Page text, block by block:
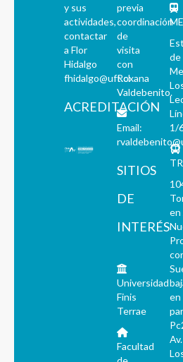
y sus
actividades,
contactar
a Flor
Hidalgo
fhidalgo@uft.cl
ACREDITACIÓN
previa
coordinación
de
visita
con
Roxana
Valdebenito.
Email:
SITIOS
DE
INTERÉS
Universidad
Finis
Terrae
Facultad
de
1/
en
en
Av.